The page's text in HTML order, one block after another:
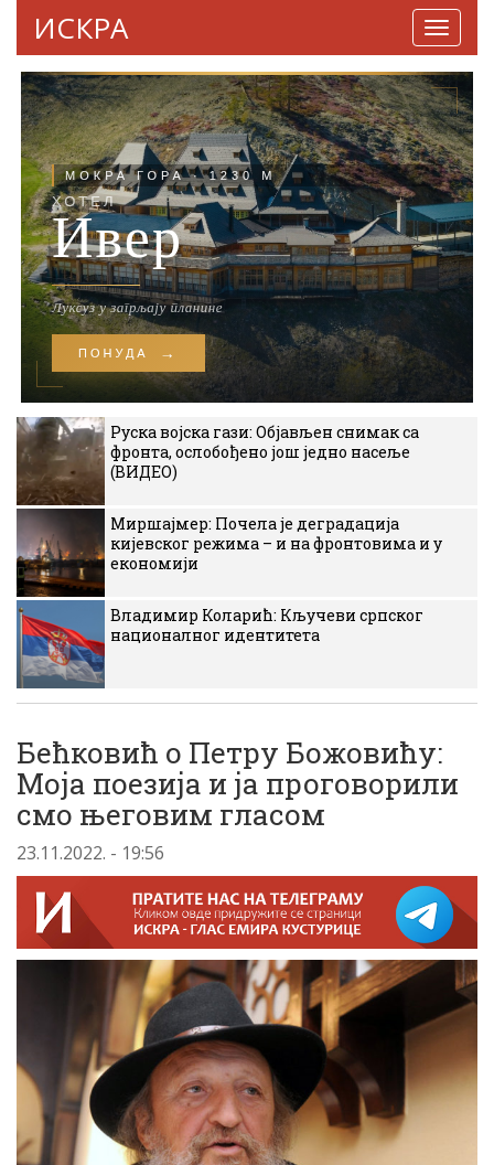
ИСКРА
Руска војска гази: Објављен снимак са
фронта, ослобођено још једно насеље
(ВИДЕО)
Миршајмер: Почела је деградација
кијевског режима – и на фронтовима и у
економији
Владимир Коларић: Кључеви српског
националног идентитета
Бећковић о Петру Божовићу:
Моја поезија и ја проговорили
смо његовим гласом
23.11.2022. - 19:56